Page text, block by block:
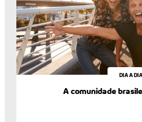
DIA A DIA
A comunidade